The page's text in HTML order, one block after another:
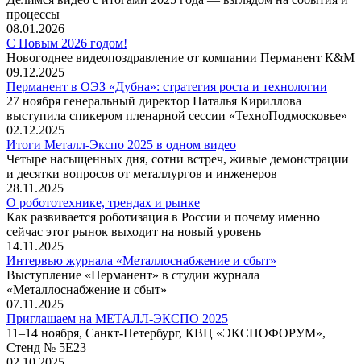
процессы
08.01.2026
С Новым 2026 годом!
Новогоднее видеопоздравление от компании Перманент К&М
09.12.2025
Перманент в ОЭЗ «Дубна»: стратегия роста и технологии
27 ноября генеральный директор Наталья Кириллова
выступила спикером пленарной сессии «ТехноПодмосковье»
02.12.2025
Итоги Металл-Экспо 2025 в одном видео
Четыре насыщенных дня, сотни встреч, живые демонстрации
и десятки вопросов от металлургов и инженеров
28.11.2025
О робототехнике, трендах и рынке
Как развивается роботизация в России и почему именно
сейчас этот рынок выходит на новый уровень
14.11.2025
Интервью журнала «Металлоснабжение и сбыт»
Выступление «Перманент» в студии журнала
«Металлоснабжение и сбыт»
07.11.2025
Приглашаем на МЕТАЛЛ-ЭКСПО 2025
11–14 ноября, Санкт-Петербург, КВЦ «ЭКСПОФОРУМ»,
Стенд № 5Е23